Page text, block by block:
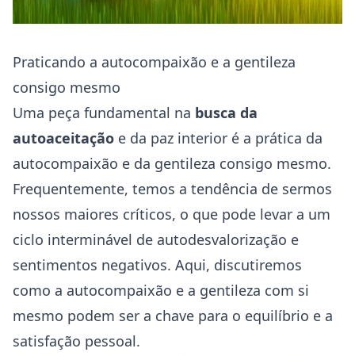
Praticando a autocompaixão e a gentileza
consigo mesmo
Uma peça fundamental na busca da
autoaceitação e da paz interior é a prática da
autocompaixão e da gentileza consigo mesmo.
Frequentemente, temos a tendência de sermos
nossos maiores críticos, o que pode levar a um
ciclo interminável de autodesvalorização e
sentimentos negativos. Aqui, discutiremos
como a autocompaixão e a gentileza com si
mesmo podem ser a chave para o equilíbrio e a
satisfação pessoal.